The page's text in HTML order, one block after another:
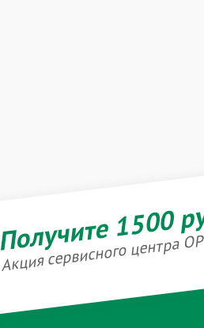
Получите 1500
Акция сервисного центра